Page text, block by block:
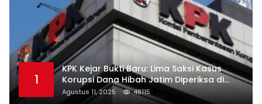
1
KPK Kejar Bukti Baru: Lima Saksi Kasus
Korupsi Dana Hibah Jatim Diperiksa di
Trenggalek
Agustus 11, 2025 48115